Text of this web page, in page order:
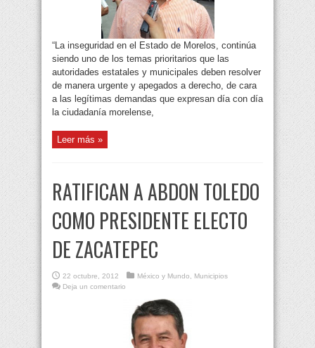
“La inseguridad en el Estado de Morelos, continúa
siendo uno de los temas prioritarios que las
autoridades estatales y municipales deben resolver
de manera urgente y apegados a derecho, de cara
a las legítimas demandas que expresan día con día
la ciudadanía morelense,
Leer más »
RATIFICAN A ABDON TOLEDO
COMO PRESIDENTE ELECTO
DE ZACATEPEC
22 octubre, 2012 México y Mundo, Municipios
Deja un comentario